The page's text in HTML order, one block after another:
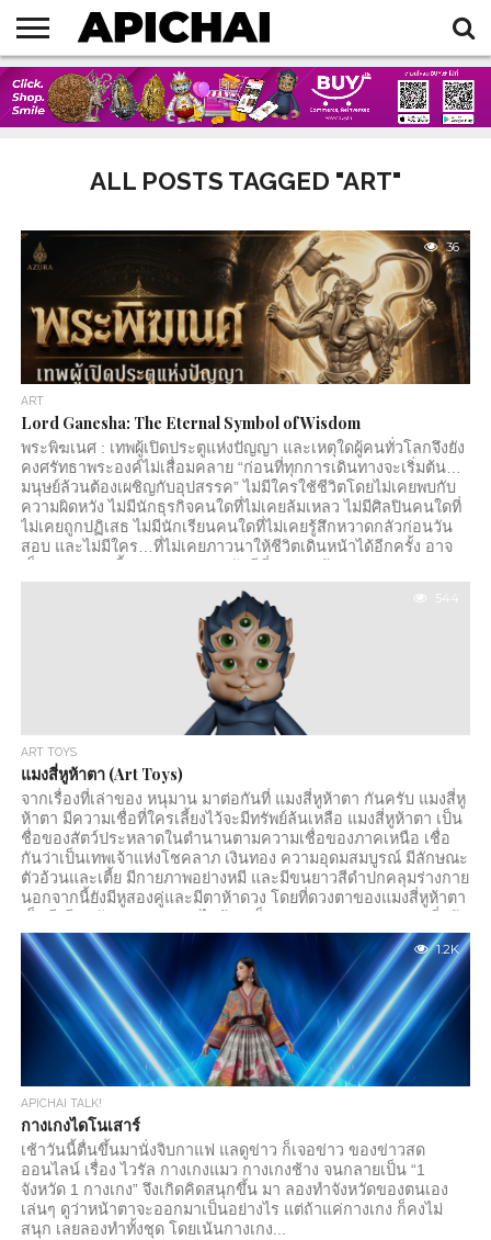
HOME
BLOG
ART
ARTICLES
BELIEVE
EVENTS
MY
BOOKS
MY
AMULET
NEWS
TECHNOLOGY
TRAVEL
ALL POSTS TAGGED "ART"
36
ART
Lord Ganesha: The Eternal Symbol of Wisdom
พระพิฆเนศ : เทพผู้เปิดประตูแห่งปัญญา และเหตุใดผู้คนทั่วโลกจึงยัง
คงศรัทธาพระองค์ไม่เสื่อมคลาย “ก่อนที่ทุกการเดินทางจะเริ่มต้น…
มนุษย์ล้วนต้องเผชิญกับอุปสรรค” ไม่มีใครใช้ชีวิตโดยไม่เคยพบกับ
ความผิดหวัง ไม่มีนักธุรกิจคนใดที่ไม่เคยล้มเหลว ไม่มีศิลปินคนใดที่
ไม่เคยถูกปฏิเสธ ไม่มีนักเรียนคนใดที่ไม่เคยรู้สึกหวาดกลัวก่อนวัน
สอบ และไม่มีใคร…ที่ไม่เคยภาวนาให้ชีวิตเดินหน้าได้อีกครั้ง อาจ
วัฒนธรรมจึงยังคงยกมือขึ้นพนมต่อหน้าองค์เทพพระองค์หนึ่ง ผู้ได้
รับการยกย่องว่าเป็น “ผู้เปิดประตูแห่งการเริ่มต้น” พระองค์คือ พระ
พิฆเนศ พระผู้เป็นสัญลักษณ์แห่งปัญญา ความสุขุม ความคิด
สร้างสรรค์ และการก้าวผ่านอุปสรรคด้วยสติ แต่หากเราศึกษาเรื่อง
ราวของพระองค์อย่างลึกซึ้ง จะพบว่าความศักดิ์สิทธิ์ของพระพิฆเนศ
544
ART TOYS
แมงสี่หูห้าตา (Art Toys)
จากเรื่องที่เล่าของ หนุมาน มาต่อกันที่ แมงสี่หูห้าตา กันครับ แมงสี่หู
ห้าตา มีความเชื่อที่ใครเลี้ยงไว้จะมีทรัพย์ล้นเหลือ แมงสี่หูห้าตา เป็น
ชื่อของสัตว์ประหลาดในตำนานตามความเชื่อของภาคเหนือ เชื่อ
กันว่าเป็นเทพเจ้าแห่งโชคลาภ เงินทอง ความอุดมสมบูรณ์ มีลักษณะ
ตัวอ้วนและเตี้ย มีกายภาพอย่างหมี และมีขนยาวสีดำปกคลุมร่างกาย
นอกจากนี้ยังมีหูสองคู่และมีตาห้าดวง โดยที่ดวงตาของแมงสี่หูห้าตา
ตานี้เป็นทองคำ อย่างไรก็ดี มิได้ปรากฏว่ามีอุปนิสัยดุร้ายหรืออย่าง
อื่นใด อีกความเชื่อหนึ่ง...
1.2K
APICHAI TALK!
กางเกงไดโนเสาร์
เช้าวันนี้ตื่นขึ้นมานั่งจิบกาแฟ แลดูข่าว ก็เจอข่าว ของข่าวสด
ออนไลน์ เรื่อง ไวรัล กางเกงแมว กางเกงช้าง จนกลายเป็น “1
จังหวัด 1 กางเกง” จึงเกิดคิดสนุกขึ้น มา ลองทำจังหวัดของตนเอง
เล่นๆ ดูว่าหน้าตาจะออกมาเป็นอย่างไร แต่ถ้าแค่กางเกง ก็คงไม่
สนุก เลยลองทำทั้งชุด โดยเน้นกางเกง...